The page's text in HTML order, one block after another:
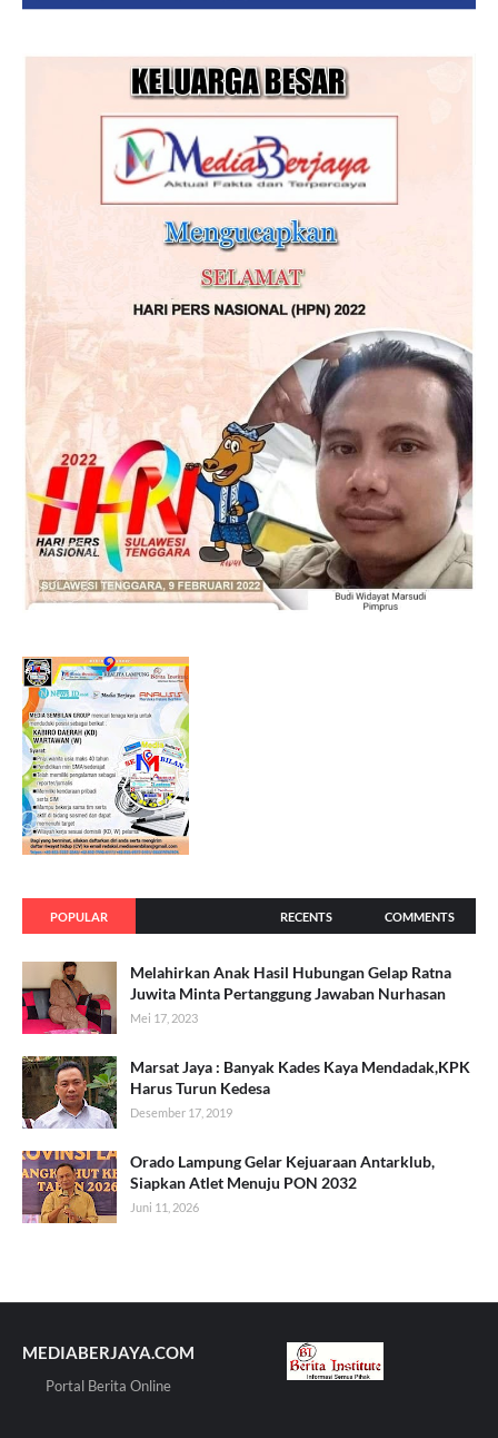
POPULAR RECENTS COMMENTS
Melahirkan Anak Hasil Hubungan Gelap Ratna
Juwita Minta Pertanggung Jawaban Nurhasan
Mei 17, 2023
Marsat Jaya : Banyak Kades Kaya Mendadak,KPK
Harus Turun Kedesa
Desember 17, 2019
Orado Lampung Gelar Kejuaraan Antarklub,
Siapkan Atlet Menuju PON 2032
Juni 11, 2026
MEDIABERJAYA.COM
Portal Berita Online